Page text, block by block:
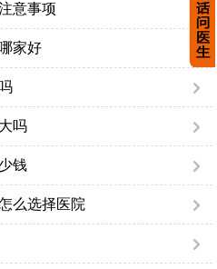
意事项
家好
吗
钱
么选择医院